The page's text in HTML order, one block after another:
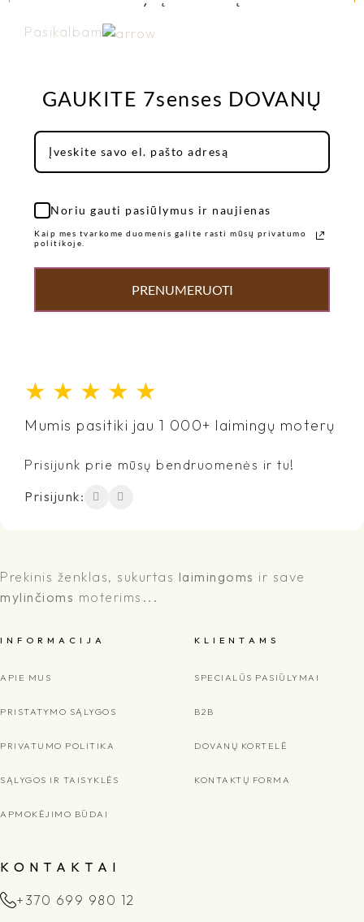
Pasikalbam
GAUKITE 7senses DOVANŲ
Noriu gauti pasiūlymus ir naujienas
Kaip mes tvarkome duomenis galite rasti mūsų privatumo
politikoje.
PRENUMERUOTI
★ ★ ★ ★ ★
Mumis pasitiki jau 1 000+ laimingų moterų
Prisijunk prie mūsų bendruomenės ir tu!
Prisijunk:
Prekinis ženklas, sukurtas laimingoms ir save
mylinčioms moterims...
I N F O R M A C I J A
APIE MUS
PRISTATYMO SĄLYGOS
PRIVATUMO POLITIKA
SĄLYGOS IR TAISYKLĖS
APMOKĖJIMO BŪDAI
K L I E N T A M S
SPECIALŪS PASIŪLYMAI
B2B
DOVANŲ KORTELĖ
KONTAKTŲ FORMA
K O N T A K T A I
+370 699 980 12